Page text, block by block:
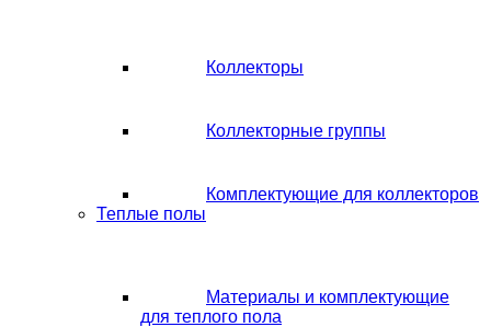
Коллекторы
Коллекторные группы
Комплектующие для коллекторов
Теплые полы
Материалы и комплектующие
для теплого пола